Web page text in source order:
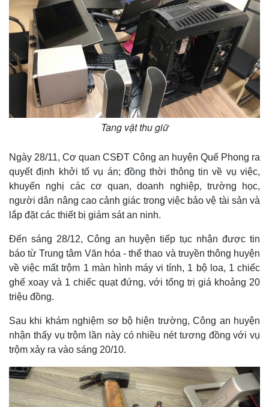
Quan sát
Cuộc sống đó đây
Hồ sơ
Ảnh
E-Magazine
Infographic
Tang vật thu giữ
Ngày 28/11, Cơ quan CSĐT Công an huyện Quế Phong ra
quyết định khởi tố vụ án; đồng thời thông tin về vụ việc,
khuyến nghị các cơ quan, doanh nghiệp, trường học,
người dân nâng cao cảnh giác trong việc bảo vệ tài sản và
lắp đặt các thiết bị giám sát an ninh.
Đến sáng 28/12, Công an huyện tiếp tục nhận được tin
báo từ Trung tâm Văn hóa - thể thao và truyền thông huyện
về việc mất trộm 1 màn hình máy vi tính, 1 bộ loa, 1 chiếc
ghế xoay và 1 chiếc quạt đứng, với tổng trị giá khoảng 20
triệu đồng.
Sau khi khám nghiệm sơ bộ hiện trường, Công an huyện
nhận thấy vụ trộm lần này có nhiều nét tương đồng với vụ
trộm xảy ra vào sáng 20/10.